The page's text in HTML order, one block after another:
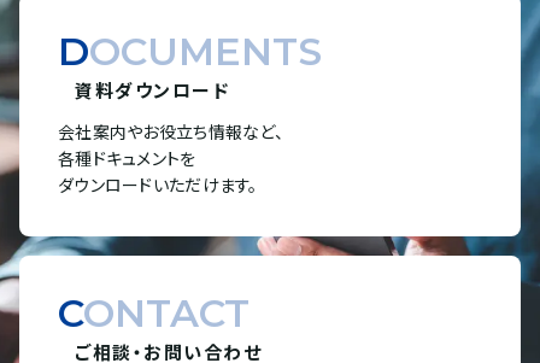
DOCUMENTS
資料ダウンロード
会社案内やお役立ち情報など、
各種ドキュメントを
ダウンロードいただけます。
CONTACT
ご相談・お問い合わせ